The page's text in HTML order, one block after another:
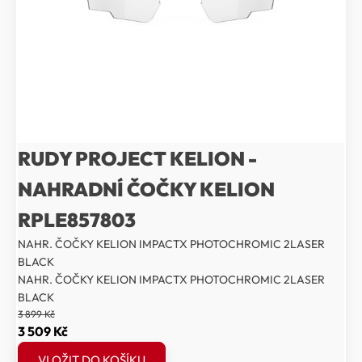
RUDY PROJECT KELION -
NAHRADNÍ ČOČKY KELION
RPLE857803
NAHR. ČOČKY KELION IMPACTX PHOTOCHROMIC 2LASER
BLACK
NAHR. ČOČKY KELION IMPACTX PHOTOCHROMIC 2LASER
BLACK
3 899Kč
Původní
cena
3 509 KčAktuální